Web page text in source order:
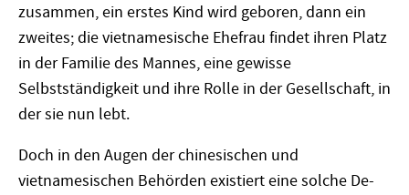
zusammen, ein erstes Kind wird geboren, dann ein
zweites; die vietnamesische Ehefrau findet ihren Platz
in der Familie des Mannes, eine gewisse
Selbstständigkeit und ihre Rolle in der Gesellschaft, in
der sie nun lebt.
Doch in den Augen der chinesischen und
vietnamesischen Behörden existiert eine solche De-